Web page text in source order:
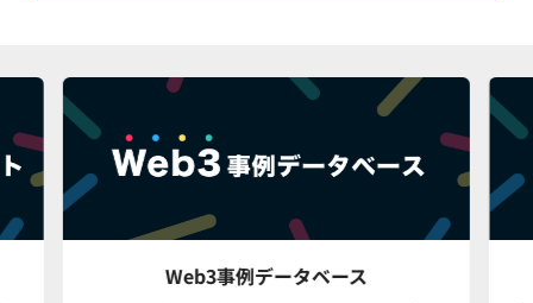
Web3事例データベース